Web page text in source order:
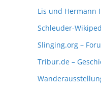
Lis und Hermann
Schleuder-
Slinging.org –
Tribur.de –